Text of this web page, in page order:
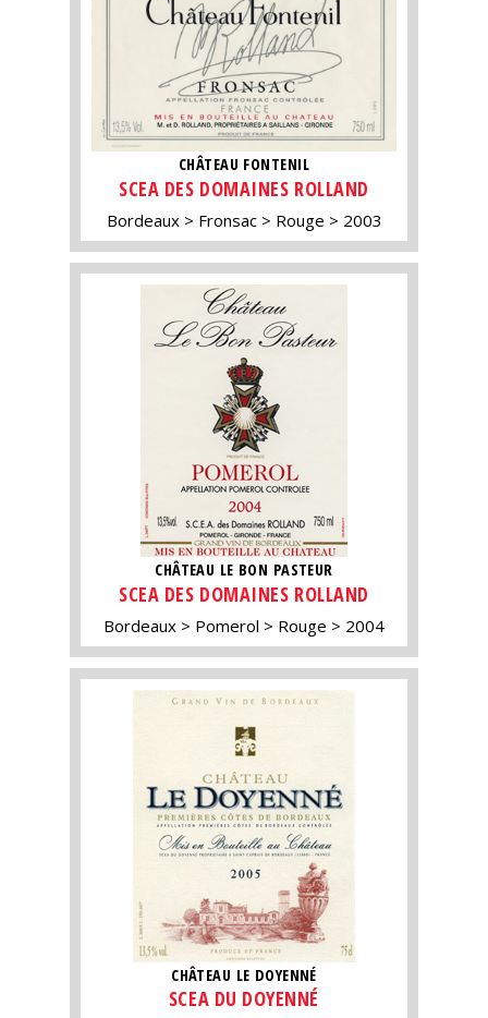
CHÂTEAU FONTENIL
SCEA DES DOMAINES ROLLAND
Bordeaux Fronsac Rouge 2003
CHÂTEAU LE BON PASTEUR
SCEA DES DOMAINES ROLLAND
Bordeaux Pomerol Rouge 2004
CHÂTEAU LE DOYENNÉ
SCEA DU DOYENNÉ